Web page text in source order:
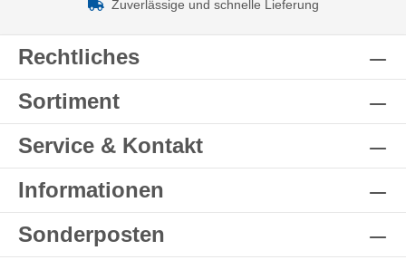
Zuverlässige und schnelle Lieferung
Rechtliches
Sortiment
Service & Kontakt
Informationen
Sonderposten